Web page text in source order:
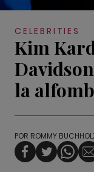
CELEBRITIES
Kim
la
POR ROMMY